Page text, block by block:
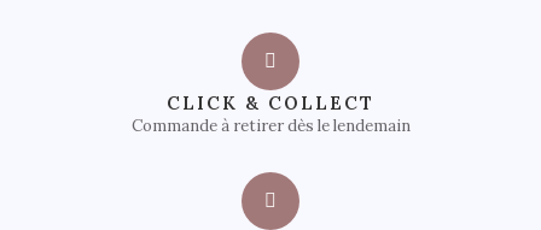
CLICK & COLLECT
Commande à retirer dès le lendemain